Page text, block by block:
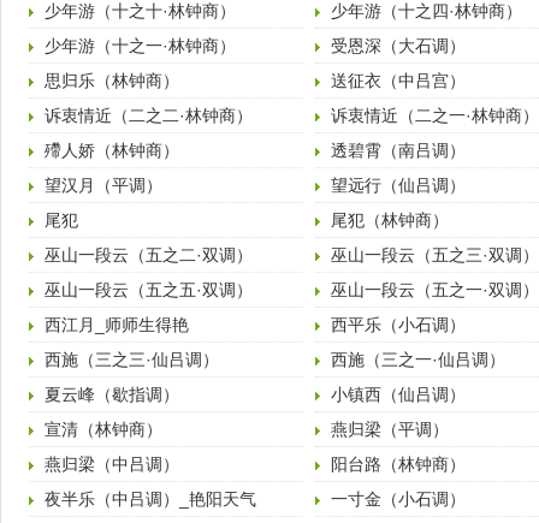
少年游（十之十·林钟商）
少年游（十之四·林钟商）
少年游（十之一·林钟商）
受恩深（大石调）
思归乐（林钟商）
送征衣（中吕宫）
诉衷情近（二之二·林钟商）
诉衷情近（二之一·林钟商）
殢人娇（林钟商）
透碧霄（南吕调）
望汉月（平调）
望远行（仙吕调）
尾犯
尾犯（林钟商）
巫山一段云（五之二·双调）
巫山一段云（五之三·双调）
巫山一段云（五之五·双调）
巫山一段云（五之一·双调）
西江月_师师生得艳
西平乐（小石调）
西施（三之三·仙吕调）
西施（三之一·仙吕调）
夏云峰（歇指调）
小镇西（仙吕调）
宣清（林钟商）
燕归梁（平调）
燕归梁（中吕调）
阳台路（林钟商）
夜半乐（中吕调）_艳阳天气
一寸金（小石调）